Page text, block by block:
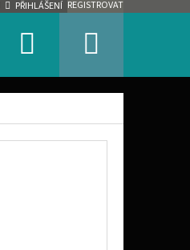
PŘIHLÁŠENÍ REGISTROVAT
Hledat